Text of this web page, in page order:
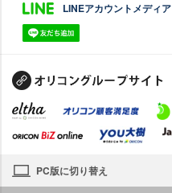
LINEアカウントメディア
PC版に切り替え